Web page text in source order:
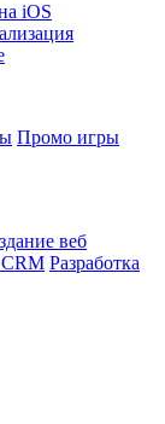
iOS
Промо игры
веб
CRM Разработка